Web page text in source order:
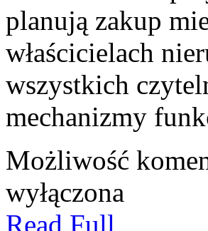
planują zakup
właścicielach
wszystkich
mechanizmy
Możliwość
wyłączona
Read Full